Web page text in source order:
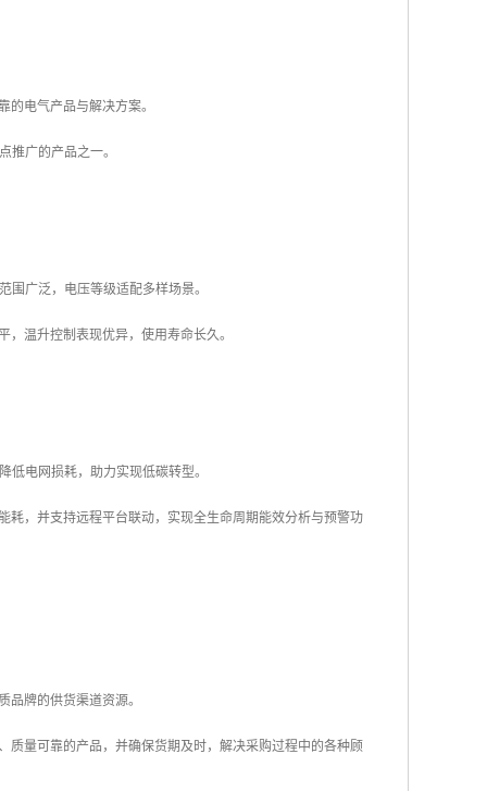
电气产品与解决方案。
推广的产品之一。
广泛，电压等级适配多样场景。
温升控制表现优异，使用寿命长久。
电网损耗，助力实现低碳转型。
耗，并支持远程平台联动，实现全生命周期能效分析与预警功
牌的供货渠道资源。
量可靠的产品，并确保货期及时，解决采购过程中的各种顾